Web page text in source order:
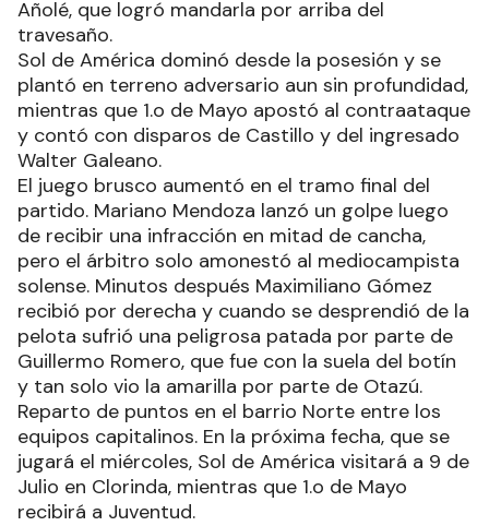
Añolé, que logró mandarla por arriba del
travesaño.
Sol de América dominó desde la posesión y se
plantó en terreno adversario aun sin profundidad,
mientras que 1.o de Mayo apostó al contraataque
y contó con disparos de Castillo y del ingresado
Walter Galeano.
El juego brusco aumentó en el tramo final del
partido. Mariano Mendoza lanzó un golpe luego
de recibir una infracción en mitad de cancha,
pero el árbitro solo amonestó al mediocampista
solense. Minutos después Maximiliano Gómez
recibió por derecha y cuando se desprendió de la
pelota sufrió una peligrosa patada por parte de
Guillermo Romero, que fue con la suela del botín
y tan solo vio la amarilla por parte de Otazú.
Reparto de puntos en el barrio Norte entre los
equipos capitalinos. En la próxima fecha, que se
jugará el miércoles, Sol de América visitará a 9 de
Julio en Clorinda, mientras que 1.o de Mayo
recibirá a Juventud.